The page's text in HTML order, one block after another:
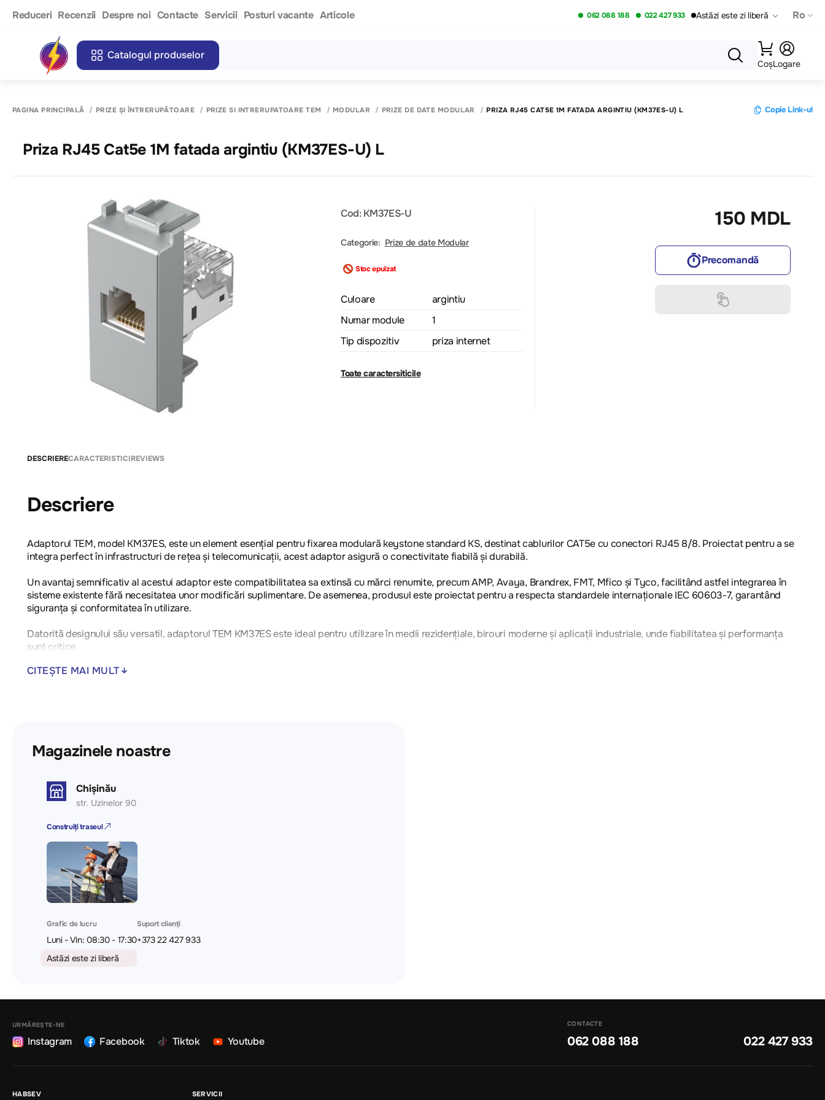
Reduceri Recenzii Despre noi Contacte Servicii Posturi vacante Articole 062 088 188 022 427 933 Astăzi este zi liberă Ro
Catalogul produselor
CoșLogare
PAGINA PRINCIPALĂ PRIZE ȘI ÎNTRERUPĂTOARE PRIZE SI INTRERUPATOARE TEM MODULAR PRIZE DE DATE MODULAR PRIZA RJ45 CAT5E 1M FATADA ARGINTIU (KM37ES-U) L Copie Link-ul
Priza RJ45 Cat5e 1M fatada argintiu (KM37ES-U) L
Cod: KM37ES-U
Categorie: Prize de date Modular
Stoc epuizat
Culoare
argintiu
Numar module
1
Tip dispozitiv
priza internet
Toate caractersiticile
150 MDL
Precomandă
DESCRIERECARACTERISTICIREVIEWS
Descriere
Adaptorul TEM, model KM37ES, este un element esențial pentru fixarea modulară keystone standard KS, destinat cablurilor CAT5e cu conectori RJ45 8/8. Proiectat pentru a se
integra perfect în infrastructuri de rețea și telecomunicații, acest adaptor asigură o conectivitate fiabilă și durabilă.
Un avantaj semnificativ al acestui adaptor este compatibilitatea sa extinsă cu mărci renumite, precum AMP, Avaya, Brandrex, FMT, Mfico și Tyco, facilitând astfel integrarea în
sisteme existente fără necesitatea unor modificări suplimentare. De asemenea, produsul este proiectat pentru a respecta standardele internaționale IEC 60603-7, garantând
siguranța și conformitatea în utilizare.
Datorită designului său versatil, adaptorul TEM KM37ES este ideal pentru utilizare în medii rezidențiale, birouri moderne și aplicații industriale, unde fiabilitatea și performanța
sunt critice.
- Tip dispozitiv: Adaptor KS pentru CAT5e, RJ45 8/8
CITEȘTE MAI MULT
Magazinele noastre
Chișinău
str. Uzinelor 90
Construiți traseul
Grafic de lucru
Luni - Vin: 08:30 - 17:30
Astăzi este zi liberă
Suport clienți
+373 22 427 933
URMĂREȘTE-NE
Instagram Facebook Tiktok Youtube
CONTACTE
062 088 188 022 427 933
HABSEV SERVICII